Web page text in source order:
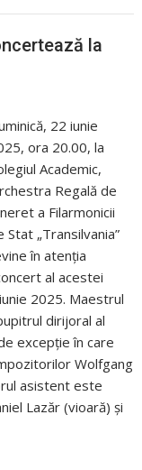
la
22 iunie
ora 20.00, la
Academic,
Regală de
a Filarmonicii
Stat „Transilvania”
în atenția
al acestei
2025. Maestrul
dirijoral al
excepție în care
Wolfgang
asistent este
Lazăr (vioară) și